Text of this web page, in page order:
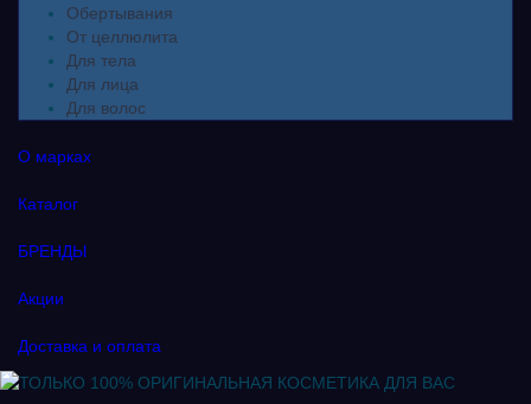
Обертывания
От целлюлита
Для тела
Для лица
Для волос
О марках
Каталог
БРЕНДЫ
Акции
Доставка и оплата